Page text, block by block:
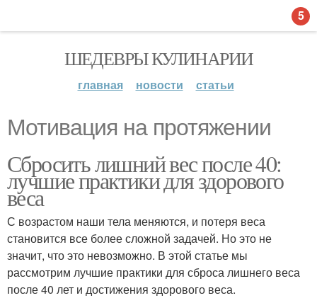
ШЕДЕВРЫ КУЛИНАРИИ
главная новости статьи
Мотивация на протяжении
Сбросить лишний вес после 40:
лучшие практики для здорового
веса
С возрастом наши тела меняются, и потеря веса
становится все более сложной задачей. Но это не
значит, что это невозможно. В этой статье мы
рассмотрим лучшие практики для сброса лишнего веса
после 40 лет и достижения здорового веса.
5